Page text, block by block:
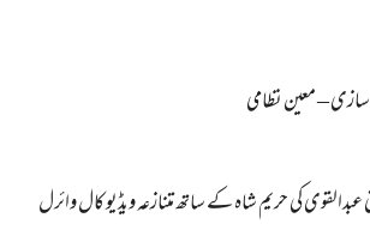
– معین نظامی
عبدالقوی کی حریم شاہ کے ساتھ متنازعہ ویڈیو کال وائرل